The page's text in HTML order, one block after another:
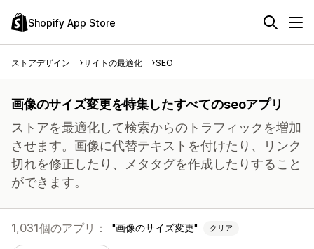
Shopify App Store
ストアデザイン サイトの最適化 SEO
画像のサイズ変更を特集したすべてのseoアプリ
ストアを最適化して検索からのトラフィックを増加
させます。画像に代替テキストを付けたり、リンク
切れを修正したり、メタタグを作成したりすること
ができます。
1,031個のアプリ： 画像のサイズ変更 クリア